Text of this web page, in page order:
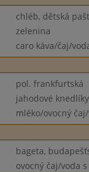
chléb, dětská
zelenina
caro káva/čaj/
pol. frankfurtská
jahodové
mléko/ovocný
bageta,
ovocný čaj/voda